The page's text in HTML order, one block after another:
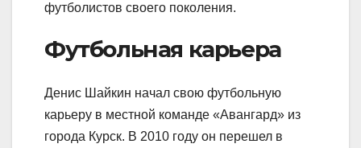
футболистов своего поколения.
Футбольная карьера
Денис Шайкин начал свою футбольную
карьеру в местной команде «Авангард» из
города Курск. В 2010 году он перешел в